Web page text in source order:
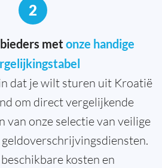
2
met onze handige
dat je wilt sturen uit Kroatië
om direct vergelijkende
van onze selectie van veilige
kosten en